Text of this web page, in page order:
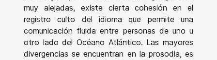
muy alejadas, existe cierta cohesión en el
registro culto del idioma que permite una
comunicación fluida entre personas de uno u
otro lado del Océano Atlántico. Las mayores
divergencias se encuentran en la prosodia, es